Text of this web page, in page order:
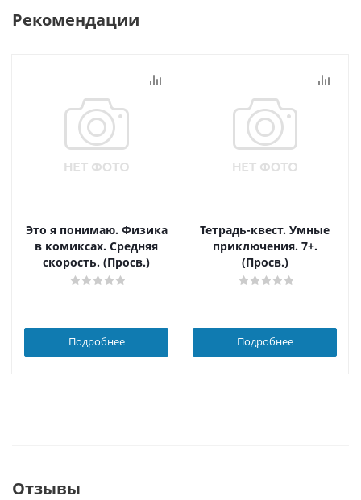
Рекомендации
Это я понимаю. Физика
в комиксах. Средняя
скорость. (Просв.)
Подробнее
Тетрадь-квест. Умные
приключения. 7+.
(Просв.)
Подробнее
Отзывы